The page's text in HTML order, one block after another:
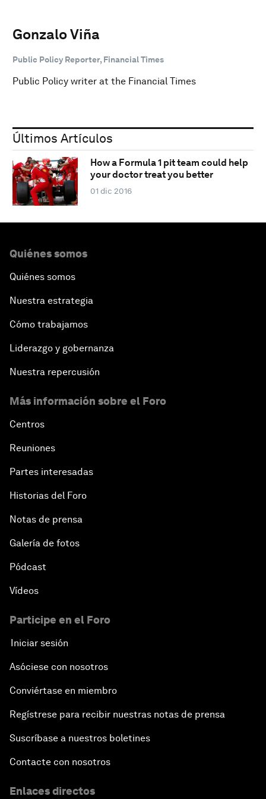
Gonzalo Viña
Public Policy Reporter, Financial Times
Public Policy writer at the Financial Times
Últimos Artículos
How a Formula 1 pit team could help
your doctor treat you better
01 dic 2016
Quiénes somos
Quiénes somos
Nuestra estrategia
Cómo trabajamos
Liderazgo y gobernanza
Nuestra repercusión
Más información sobre el Foro
Centros
Reuniones
Partes interesadas
Historias del Foro
Notas de prensa
Galería de fotos
Pódcast
Vídeos
Participe en el Foro
Iniciar sesión
Asóciese con nosotros
Conviértase en miembro
Regístrese para recibir nuestras notas de prensa
Suscríbase a nuestros boletines
Contacte con nosotros
Enlaces directos